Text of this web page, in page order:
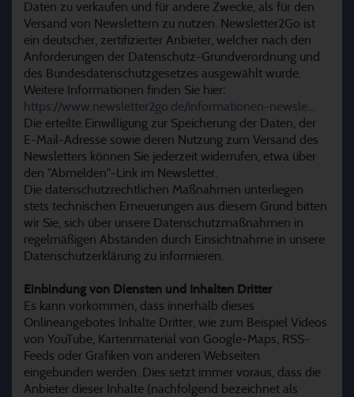
Daten zu verkaufen und für andere Zwecke, als für den
Versand von Newslettern zu nutzen. Newsletter2Go ist
ein deutscher, zertifizierter Anbieter, welcher nach den
Anforderungen der Datenschutz-Grundverordnung und
des Bundesdatenschutzgesetzes ausgewählt wurde.
Weitere Informationen finden Sie hier:
https://www.newsletter2go.de/informationen-newsle...
Die erteilte Einwilligung zur Speicherung der Daten, der
E-Mail-Adresse sowie deren Nutzung zum Versand des
Newsletters können Sie jederzeit widerrufen, etwa über
den "Abmelden"-Link im Newsletter.
Die datenschutzrechtlichen Maßnahmen unterliegen
stets technischen Erneuerungen aus diesem Grund bitten
wir Sie, sich über unsere Datenschutzmaßnahmen in
regelmäßigen Abständen durch Einsichtnahme in unsere
Datenschutzerklärung zu informieren.
Einbindung von Diensten und Inhalten Dritter
Es kann vorkommen, dass innerhalb dieses
Onlineangebotes Inhalte Dritter, wie zum Beispiel Videos
von YouTube, Kartenmaterial von Google-Maps, RSS-
Feeds oder Grafiken von anderen Webseiten
eingebunden werden. Dies setzt immer voraus, dass die
Anbieter dieser Inhalte (nachfolgend bezeichnet als